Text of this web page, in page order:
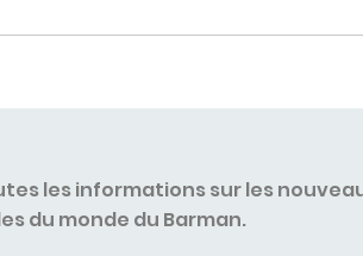
les informations sur les
du monde du Barman.